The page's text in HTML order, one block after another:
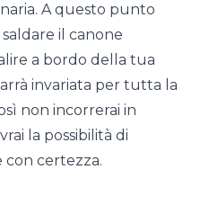
A questo punto
il canone
a bordo della tua
invariata per tutta la
non incorrerai in
la possibilità di
con certezza.